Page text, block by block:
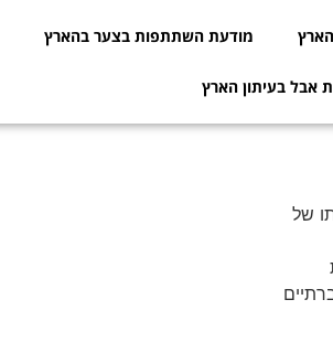
מודעת השתתפות בצער בהארץ
אבל בעיתון הארץ
של